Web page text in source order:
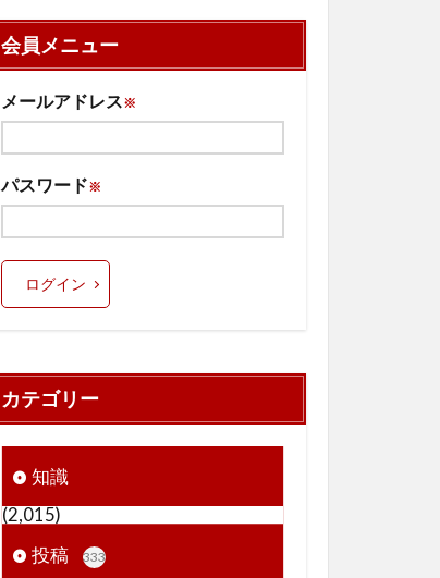
会員メニュー
メールアドレス※
パスワード※
ログイン
カテゴリー
知識
(2,015)
投稿
333